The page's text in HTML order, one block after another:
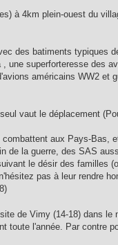
à 4km plein-ouest du
des batiments typiques
une superforteresse des
américains WW2 et
vaut le déplacement
aux Pays-Bas,
de la guerre, des SAS
le désir des familles
pas à leur rendre
de Vimy (14-18) dans le
toute l'année. Par contre